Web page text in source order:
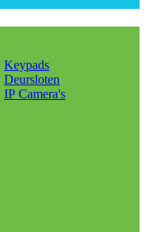
Keypads
Deursloten
IP Camera's